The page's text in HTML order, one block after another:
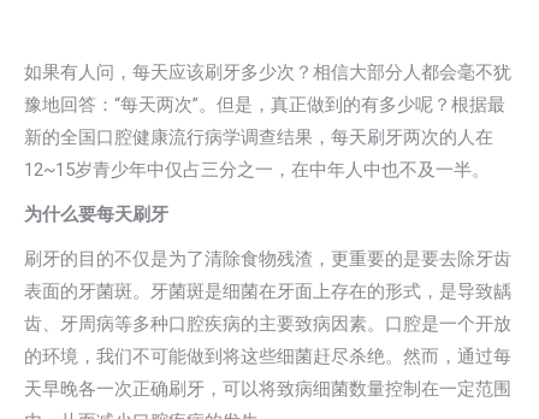
如果有人问，每天应该刷牙多少次？相信大部分人都会毫不犹
豫地回答：“每天两次”。但是，真正做到的有多少呢？根据最
新的全国口腔健康流行病学调查结果，每天刷牙两次的人在
12~15岁青少年中仅占三分之一，在中年人中也不及一半。
为什么要每天刷牙
刷牙的目的不仅是为了清除食物残渣，更重要的是要去除牙齿
表面的牙菌斑。牙菌斑是细菌在牙面上存在的形式，是导致龋
齿、牙周病等多种口腔疾病的主要致病因素。口腔是一个开放
的环境，我们不可能做到将这些细菌赶尽杀绝。然而，通过每
天早晚各一次正确刷牙，可以将致病细菌数量控制在一定范围